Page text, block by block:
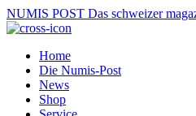
NUMIS POST Das schweizer
Home
Die Numis-Post
News
Shop